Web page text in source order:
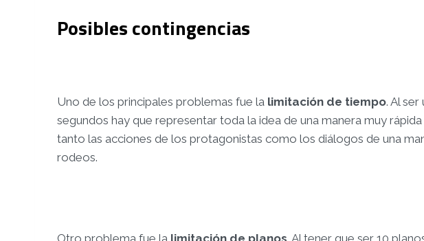
Posibles contingencias
Uno de los principales problemas fue la limitación de tiempo. Al
segundos hay que representar toda la idea de una manera muy
tanto las acciones de los protagonistas como los diálogos de una
rodeos.